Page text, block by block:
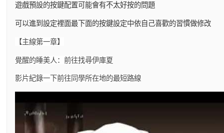
遊戲預設的按鍵配置可能會有不太好按的問題
可以進到設定裡面最下面的按鍵設定中依自己喜歡的習慣做修改
【主線第一章】
覺醒的睡美人：前往找尋伊庫夏
影片紀錄一下前往同學所在地的最短路線